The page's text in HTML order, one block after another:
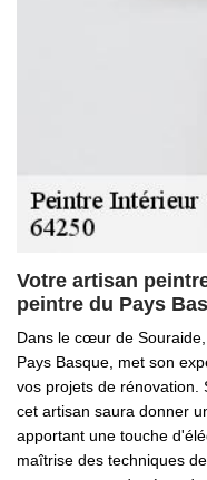
Votre artisan
peintre du Pays
Dans le cœur de
Pays Basque, met son
vos projets de rénovation.
cet artisan saura donner
apportant une touche
maîtrise des techniques